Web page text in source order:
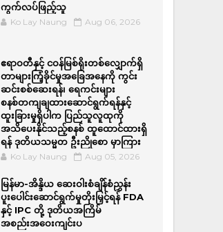
ကွက်လပ်ဖြည့်သူ
Ko Lay Naung Aug 06, 2026
ဧရာဝတီနှင့် ငဝန်မြစ်ရိုးတစ်လျှောက်ရှိ
တာများကြံ့ခိုင်မှုအခြေအနေကို ကွင်း
ဆင်းစစ်ဆေးရန်၊ ရေကင်းများ
စနစ်တကျချထားဆောင်ရွက်ရန်နှင့်
ထူးခြားမှုရှိပါက ပြည်သူလူထုကို
အသိပေးနိုင်သည့်စနစ် ထူထောင်ထားရှိ
ရန် ဒုတိယသမ္မတ ဦးညိုစော မှာကြား
Ko Lay Naung Aug 05, 2026
မြန်မာ-အိန္ဒိယ ဆေးဝါးစံချိန်စံညွှန်း
ပူးပေါင်းဆောင်ရွက်မှုတိုးမြှင့်ရန် FDA
နှင့် IPC တို့ ဒုတိယအကြိမ်
အစည်းအဝေးကျင်းပ